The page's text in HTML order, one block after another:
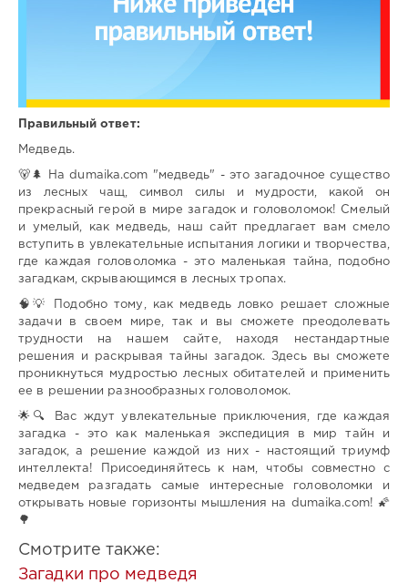
Правильный ответ:
Медведь.
🐻🌲 На dumaika.com "медведь" - это загадочное существо
из лесных чащ, символ силы и мудрости, какой он
прекрасный герой в мире загадок и головоломок! Смелый
и умелый, как медведь, наш сайт предлагает вам смело
вступить в увлекательные испытания логики и творчества,
где каждая головоломка - это маленькая тайна, подобно
загадкам, скрывающимся в лесных тропах.
🧠💡 Подобно тому, как медведь ловко решает сложные
задачи в своем мире, так и вы сможете преодолевать
трудности на нашем сайте, находя нестандартные
решения и раскрывая тайны загадок. Здесь вы сможете
проникнуться мудростью лесных обитателей и применить
ее в решении разнообразных головоломок.
🌟🔍 Вас ждут увлекательные приключения, где каждая
загадка - это как маленькая экспедиция в мир тайн и
загадок, а решение каждой из них - настоящий триумф
интеллекта! Присоединяйтесь к нам, чтобы совместно с
медведем разгадать самые интересные головоломки и
открывать новые горизонты мышления на dumaika.com! 🌠
🌳
Смотрите также:
Загадки про медведя